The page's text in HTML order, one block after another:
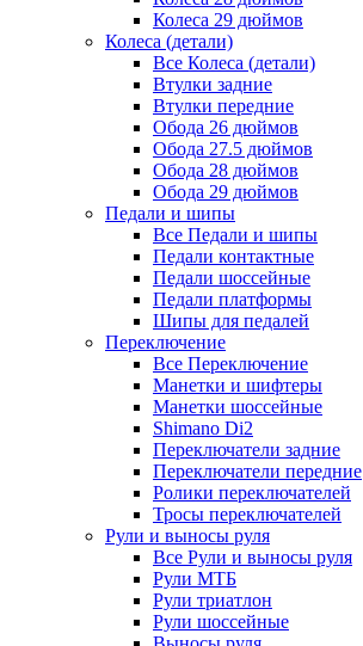
Колеса 29 дюймов
Колеса (детали)
Все Колеса (детали)
Втулки задние
Втулки передние
Обода 26 дюймов
Обода 27.5 дюймов
Обода 28 дюймов
Обода 29 дюймов
Педали и шипы
Все Педали и шипы
Педали контактные
Педали шоссейные
Педали платформы
Шипы для педалей
Переключение
Все Переключение
Манетки и шифтеры
Манетки шоссейные
Shimano Di2
Переключатели задние
Переключатели передние
Ролики переключателей
Тросы переключателей
Рули и выносы руля
Все Рули и выносы руля
Рули МТБ
Рули триатлон
Рули шоссейные